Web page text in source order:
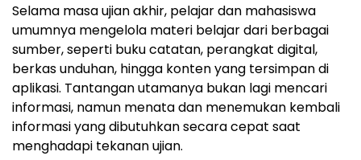
Selama masa ujian akhir, pelajar dan mahasiswa
umumnya mengelola materi belajar dari berbagai
sumber, seperti buku catatan, perangkat digital,
berkas unduhan, hingga konten yang tersimpan di
aplikasi. Tantangan utamanya bukan lagi mencari
informasi, namun menata dan menemukan kembali
informasi yang dibutuhkan secara cepat saat
menghadapi tekanan ujian.